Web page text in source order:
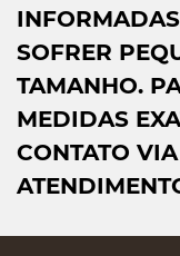
SOFRER
TAMANHO.
MEDIDAS
CONTATO